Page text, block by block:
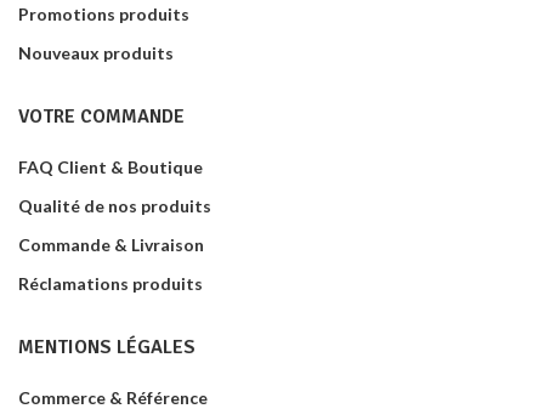
Promotions produits
Nouveaux produits
VOTRE COMMANDE
FAQ Client & Boutique
Qualité de nos produits
Commande & Livraison
Réclamations produits
MENTIONS LÉGALES
Commerce & Référence